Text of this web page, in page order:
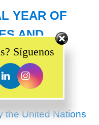
YEAR OF
AND
the
Fisheries and
the United Nations
Síguenos